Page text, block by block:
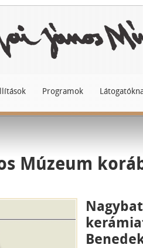
Programok
Múzeum